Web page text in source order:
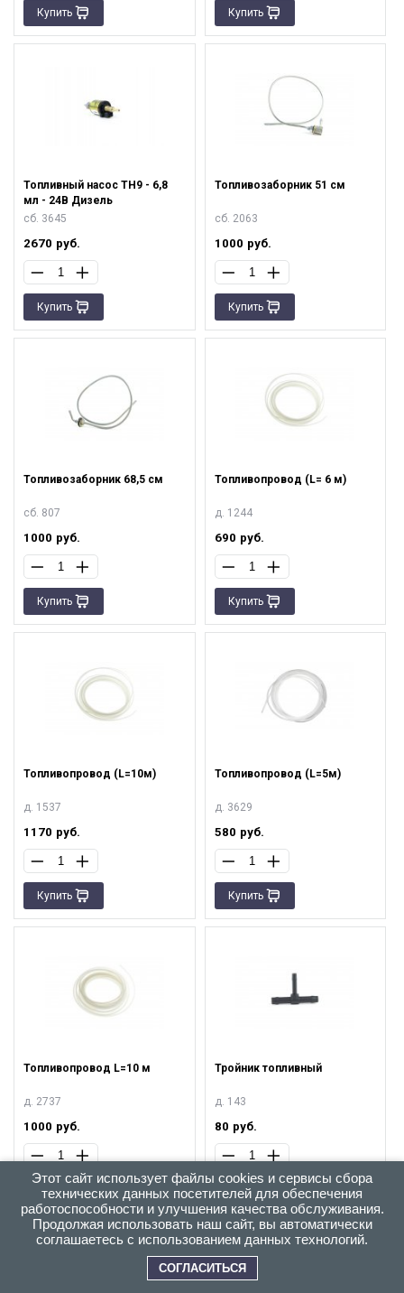
Купить Купить
Топливный насос ТН9 - 6,8
мл - 24В Дизель
сб. 3645
2670 руб.
Купить
Топливозаборник 51 см
сб. 2063
1000 руб.
Купить
Топливозаборник 68,5 см
сб. 807
1000 руб.
Купить
Топливопровод (L= 6 м)
д. 1244
690 руб.
Купить
Топливопровод (L=10м)
д. 1537
1170 руб.
Купить
Топливопровод (L=5м)
д. 3629
580 руб.
Купить
Топливопровод L=10 м
д. 2737
1000 руб.
Купить
Тройник топливный
д. 143
80 руб.
Купить
Этот сайт использует файлы cookies и сервисы сбора
технических данных посетителей для обеспечения
работоспособности и улучшения качества обслуживания.
Продолжая использовать наш сайт, вы автоматически
соглашаетесь с использованием данных технологий.
СОГЛАСИТЬСЯ